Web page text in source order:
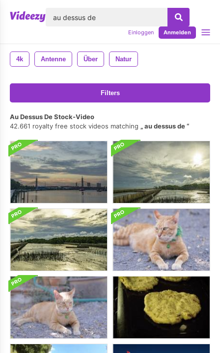
Einloggen Anmelden
4k Antenne Über Natur
Filters
Au Dessus De Stock-Video
42.661 royalty free stock videos matching
au dessus de